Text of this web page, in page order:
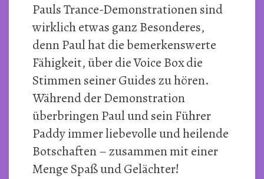
Pauls Trance-Demonstrationen sind
wirklich etwas ganz Besonderes,
denn Paul hat die bemerkenswerte
Fähigkeit, über die Voice Box die
Stimmen seiner Guides zu hören.
Während der Demonstration
überbringen Paul und sein Führer
Paddy immer liebevolle und heilende
Botschaften – zusammen mit einer
Menge Spaß und Gelächter!